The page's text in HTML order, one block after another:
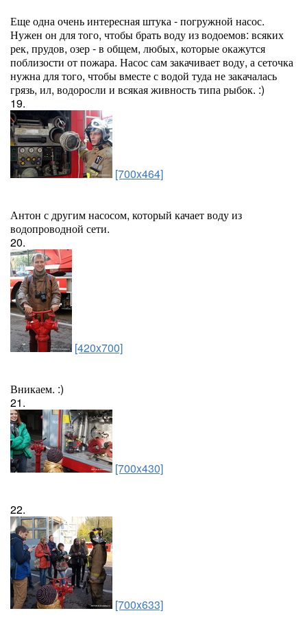
Еще одна очень интересная штука - погружной насос.
Нужен он для того, чтобы брать воду из водоемов: всяких
рек, прудов, озер - в общем, любых, которые окажутся
поблизости от пожара. Насос сам закачивает воду, а сеточка
нужна для того, чтобы вместе с водой туда не закачалась
грязь, ил, водоросли и всякая живность типа рыбок. :)
19.
[700x464]
Антон с другим насосом, который качает воду из
водопроводной сети.
20.
[420x700]
Вникаем. :)
21.
[700x430]
22.
[700x633]